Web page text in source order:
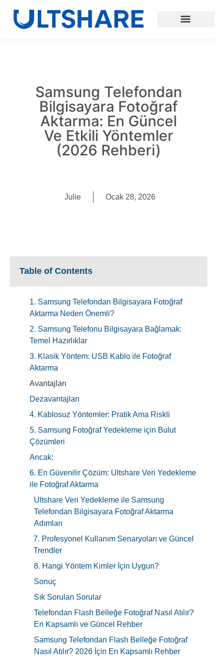
Samsung Telefondan
Bilgisayara Fotoğraf
Aktarma: En Güncel
Ve Etkili Yöntemler
(2026 Rehberi)
Julie Ocak 28, 2026
Table of Contents
1. Samsung Telefondan Bilgisayara Fotoğraf
Aktarma Neden Önemli?
2. Samsung Telefonu Bilgisayara Bağlamak:
Temel Hazırlıklar
3. Klasik Yöntem: USB Kablo ile Fotoğraf
Aktarma
Avantajları
Dezavantajları
4. Kablosuz Yöntemler: Pratik Ama Riskli
5. Samsung Fotoğraf Yedekleme için Bulut
Çözümleri
Ancak:
6. En Güvenilir Çözüm: Ultshare Veri Yedekleme
ile Fotoğraf Aktarma
Ultshare Veri Yedekleme ile Samsung
Telefondan Bilgisayara Fotoğraf Aktarma
Adımları
7. Profesyonel Kullanım Senaryoları ve Güncel
Trendler
8. Hangi Yöntem Kimler İçin Uygun?
Sonuç
Sık Sorulan Sorular
Telefondan Flash Belleğe Fotoğraf Nasıl Atılır?
En Kapsamlı ve Güncel Rehber
Samsung Telefondan Flash Belleğe Fotoğraf
Nasıl Atılır? 2026 İçin En Kapsamlı Rehber